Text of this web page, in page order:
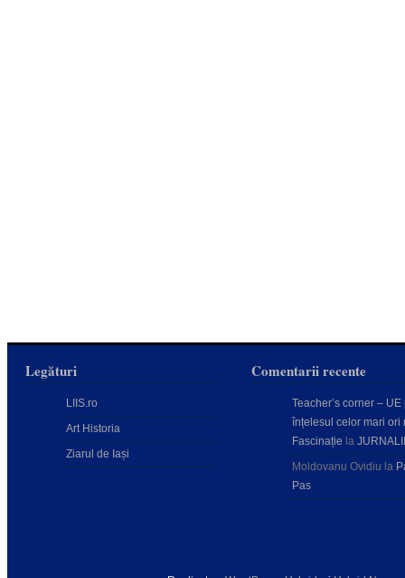
Legături
LIIS.ro
Art Historia
Ziarul de Iași
Comentarii recente
Teacher’s corner – UE
înțelesul celor mari ori
Fascinație la
Moldovanu Ovidiu la
Pas